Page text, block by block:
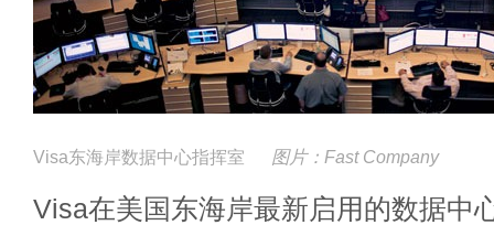
Visa东海岸数据中心指挥室 图片： Fast Company
Visa在美国东海岸最新启用的数据中